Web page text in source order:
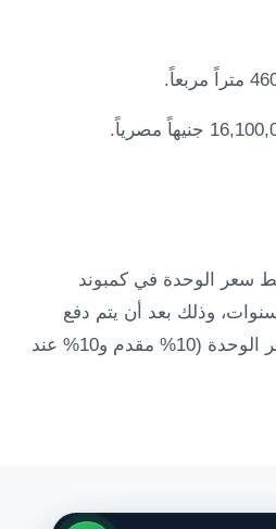
سعر الوحدة في كمبوند
وذلك بعد أن يتم دفع
مقدم بقيمة 20% من سعر الوحدة (10% مقدم و10% عند